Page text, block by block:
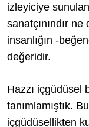
izleyiciye
sanatçınındır
insanlığın -
değeridir.
Hazzı içgüdüsel
tanımlamıştık.
içgüdüsellikten